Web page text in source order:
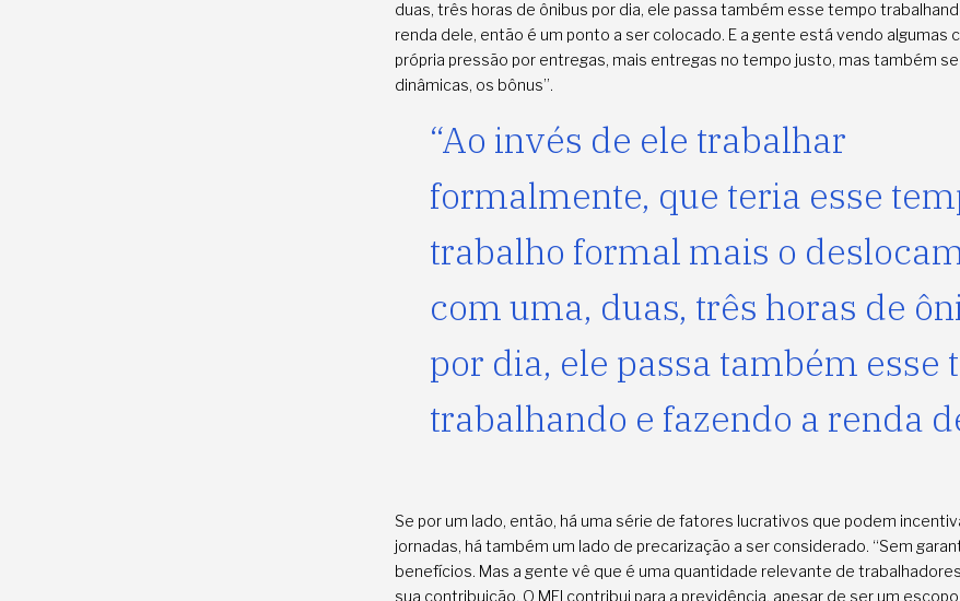
duas, três horas de ônibus por dia, ele passa também esse tempo
renda dele, então é um ponto a ser colocado. E a gente está vendo algumas
própria pressão por entregas, mais entregas no tempo justo, mas também
dinâmicas, os bônus”.
“Ao invés de ele trabalhar
formalmente, que teria esse
trabalho formal mais o
com uma, duas, três horas de
por dia, ele passa também esse
trabalhando e fazendo a renda
Se por um lado, então, há uma série de fatores lucrativos que podem
jornadas, há também um lado de precarização a ser considerado. “Sem
benefícios. Mas a gente vê que é uma quantidade relevante de
sua contribuição. O MEI contribui para a previdência, apesar de ser um